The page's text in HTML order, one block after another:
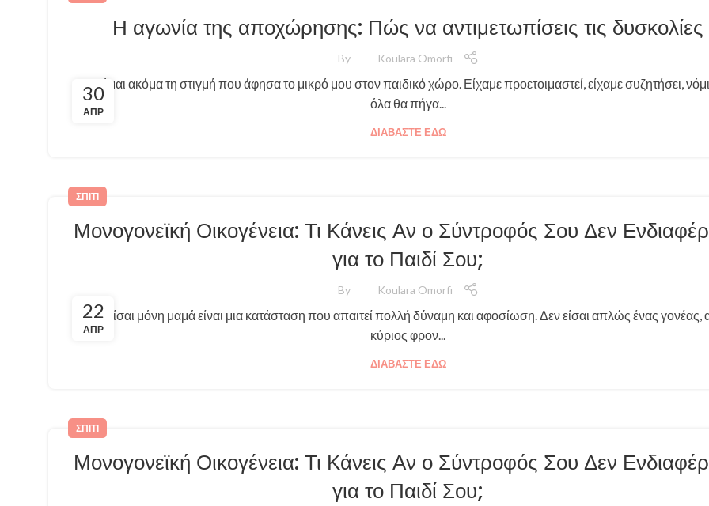
30
ΑΠΡ
Η αγωνία της αποχώρησης: Πώς να αντιμετωπίσεις τις δυσκολίες
By Koulara Omorfi
Θυμάμαι ακόμα τη στιγμή που άφησα το μικρό μου στον παιδικό χώρο. Είχαμε προετοιμαστεί, είχαμε συζητήσει,
όλα θα πήγα...
ΔΙΑΒΆΣΤΕ ΕΔΏ
22
ΑΠΡ
ΣΠΊΤΙ
Μονογονεϊκή Οικογένεια: Τι Κάνεις Αν ο Σύντροφός Σου Δεν
για το Παιδί Σου;
By Koulara Omorfi
Το να είσαι μόνη μαμά είναι μια κατάσταση που απαιτεί πολλή δύναμη και αφοσίωση. Δεν είσαι απλώς ένας γονέας,
κύριος φρον...
ΔΙΑΒΆΣΤΕ ΕΔΏ
ΣΠΊΤΙ
Μονογονεϊκή Οικογένεια: Τι Κάνεις Αν ο Σύντροφός Σου Δεν
για το Παιδί Σου;